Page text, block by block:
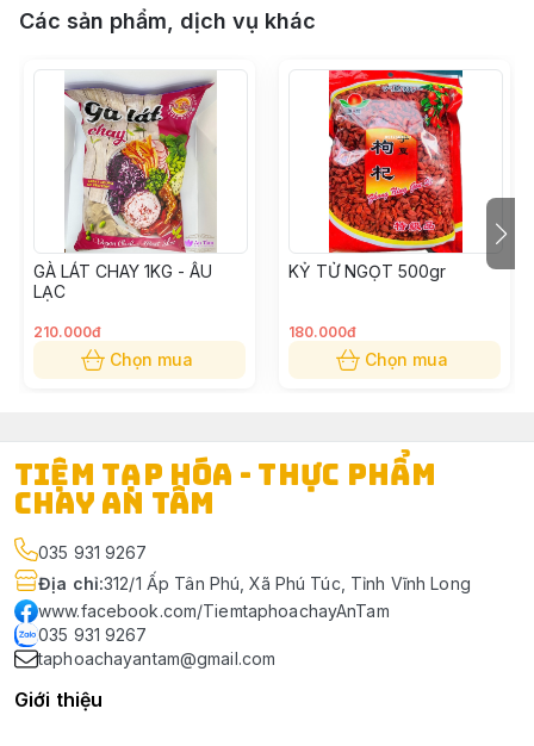
Các sản phẩm, dịch vụ khác
GÀ LÁT CHAY 1KG - ÂU
LẠC
210.000đ
Chọn mua
KỶ TỬ NGỌT 500gr
180.000đ
Chọn mua
TIỆM TẠP HÓA - THỰC PHẨM
CHAY AN TÂM
035 931 9267
Địa chỉ:312/1 Ấp Tân Phú, Xã Phú Túc, Tỉnh Vĩnh Long
www.facebook.com/TiemtaphoachayAnTam
035 931 9267
taphoachayantam@gmail.com
Giới thiệu